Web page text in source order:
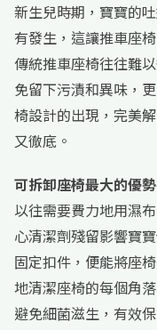
新生兒時期，寶寶的
有發生，這讓推車座
傳統推車座椅往往難
免留下污漬和異味，
椅設計的出現，完美
又徹底。
可拆卸座椅最大的優
以往需要費力地用濕
心清潔劑殘留影響寶
固定扣件，便能將座
地清潔座椅的每個角
避免細菌滋生，有效